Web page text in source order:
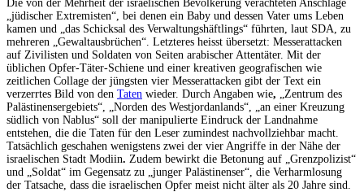
Die von der Mehrheit der israelischen Bevölkerung verachteten Anschläge
„jüdischer Extremisten“, bei denen ein Baby und dessen Vater ums Leben
kamen und „das Schicksal des Verwaltungshäftlings“ führten, laut SDA, zu
mehreren „Gewaltausbrüchen“. Letzteres heisst übersetzt: Messerattacken
auf Zivilisten und Soldaten von Seiten arabischer Attentäter. Mit der
üblichen Opfer-Täter-Schiene und einer kreativen geografischen wie
zeitlichen Collage der jüngsten vier Messerattacken gibt der Text ein
verzerrtes Bild von den Taten wieder. Durch Angaben wie,
„Zentrum des
Palästinensergebiets“, „Norden des Westjordanlands“, „an einer Kreuzung
südlich von Nablus“ soll der manipulierte Eindruck der Landnahme
entstehen, die die Taten für den Leser zumindest nachvollziehbar macht.
Tatsächlich geschahen wenigstens zwei der vier Angriffe in der Nähe der
israelischen Stadt Modiin. Zudem bewirkt die Betonung auf „Grenzpolizist“
und „Soldat“ im Gegensatz zu „junger Palästinenser“, die Verharmlosung
der Tatsache, dass die israelischen Opfer meist nicht älter als 20 Jahre sind.